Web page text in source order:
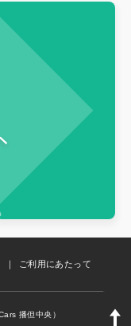
ご利用にあたって
播但中央）